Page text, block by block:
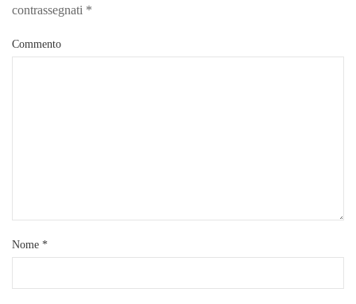
contrassegnati *
Commento
Nome *